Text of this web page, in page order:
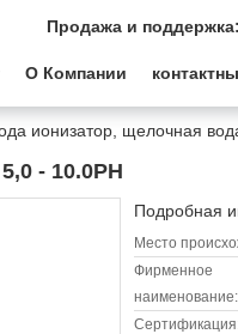
Продажа и поддержка:
О Компании
ионизатор, щелочная
- 10.0PH
Подробная
Место
Фирменное
наименование: